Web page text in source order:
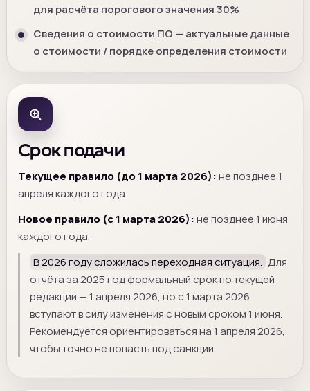
для расчёта порогового значения 30%
Сведения о стоимости ПО — актуальные данные
о стоимости / порядке определения стоимости
Срок подачи
Текущее правило (до 1 марта 2026):не позднее 1
апреля каждого года.
Новое правило (с 1 марта 2026):не позднее 1 июня
каждого года.
В 2026 году сложилась переходная ситуация. Для
отчёта за 2025 год формальный срок по текущей
редакции — 1 апреля 2026, но с 1 марта 2026
вступают в силу изменения с новым сроком 1 июня.
Рекомендуется ориентироваться на 1 апреля 2026,
чтобы точно не попасть под санкции.